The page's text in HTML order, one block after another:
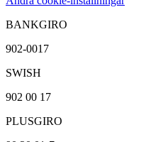
BANKGIRO
902-0017
SWISH
902 00 17
PLUSGIRO